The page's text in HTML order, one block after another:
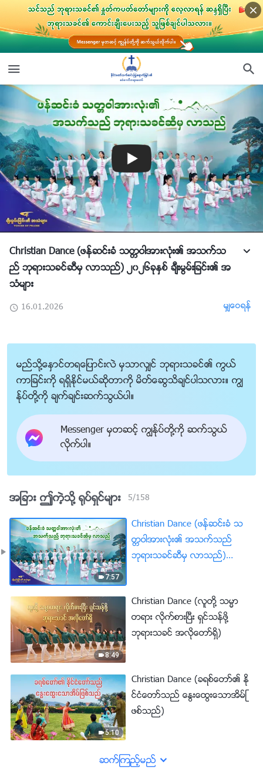
Christian Dance (ဖန္ဆင္းခံ သတၱဝါအားလုံး၏ အသက္သ
ည္ ဘုရားသခင္ဆီမွ လာသည္) ၂၀၂၆ခုႏွစ္ ခ်ီးမြမ္းျခင္း၏ အ
သံမ်ား
16.01.2026 မွ်ေဝရန္
မည္သို႔ေႏွာင္တရေျပာင္းလဲ မွသာလွ်င္ ဘုရားသခင္၏ ကြယ္
ကာျခင္းကို ရရွိႏိုင္မယ္ဆိုတာကို မိတ္ေဆြသိခ်င္ပါသလား။ ကြၽ
န္ုပ္တို႔ကို ခ်က္ခ်င္းဆက္သြယ္ပါ။
Messenger မွတဆင့္ ကြၽန္ုပ္တို႔ကို ဆက္သြယ္
လိုက္ပါ။
အျခား ဤကဲ့သို႔ ႐ုပ္ရွင္မ်ား 5/158
7:57
Christian Dance (ဖန္ဆင္းခံ သ
တၱဝါအားလုံး၏ အသက္သည္
ဘုရားသခင္ဆီမွ လာသည္)
8:49
Christian Dance (လူတို႔ သမၼာ
တရား လိုက္စားၿပီး ရွင္သန္ဖို႔
ဘုရားသခင္ အလိုေတာ္ရွိ)
5:10
Christian Dance (ခရစ္ေတာ္၏ ႏို
င္ငံေတာ္သည္ ေႏြးေထြးေသာအိမ္ျ
ဖစ္သည္)
ဆက္ၾကည့္မည္